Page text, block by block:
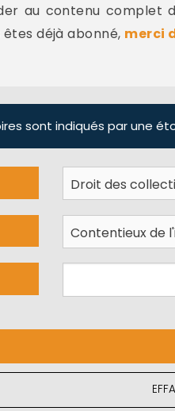
au contenu complet
êtes déjà abonné, merci
sont indiqués par une